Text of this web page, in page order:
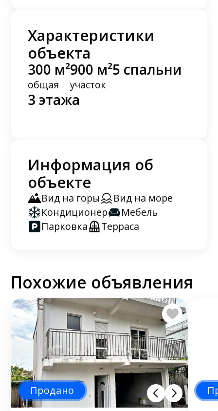
Характеристики
объекта
300 м²
общая
900 м²
участок
5 спальни
3 этажа
Информация об
объекте
Вид на горы
Вид на море
Кондиционер
Мебель
Парковка
Терраса
Похожие объявления
Продано